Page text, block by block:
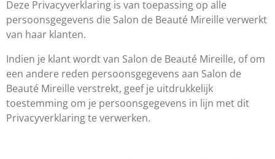
Deze Privacyverklaring is van toepassing op alle
persoonsgegevens die Salon de Beauté Mireille verwerkt
van haar klanten.
Indien je klant wordt van Salon de Beauté Mireille, of om
een andere reden persoonsgegevens aan Salon de
Beauté Mireille verstrekt, geef je uitdrukkelijk
toestemming om je persoonsgegevens in lijn met dit
Privacyverklaring te verwerken.